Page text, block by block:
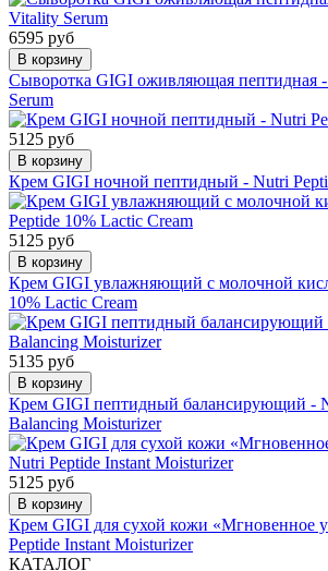
6595 руб
В корзину
Сыворотка GIGI оживляющая пептидная
Serum
5125 руб
В корзину
Крем GIGI ночной пептидный - Nutri
5125 руб
В корзину
Крем GIGI увлажняющий с молочной
10% Lactic Cream
5135 руб
В корзину
Крем GIGI пептидный балансирующий -
Balancing Moisturizer
5125 руб
В корзину
Крем GIGI для сухой кожи «Мгновенное
Peptide Instant Moisturizer
КАТАЛОГ